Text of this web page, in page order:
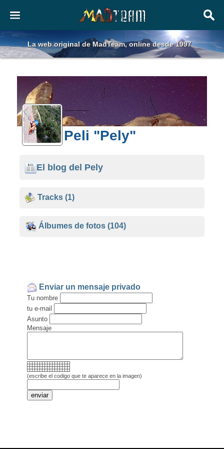
La web original de MadTeam, online desde 1997
Peli "Pely"
El blog del Pely
Tracks (1)
Álbumes de fotos (104)
Enviar un mensaje privado
Tu nombre
tu e-mail
Asunto
Mensaje
(escribe el codigo que te aparece en la imagen)